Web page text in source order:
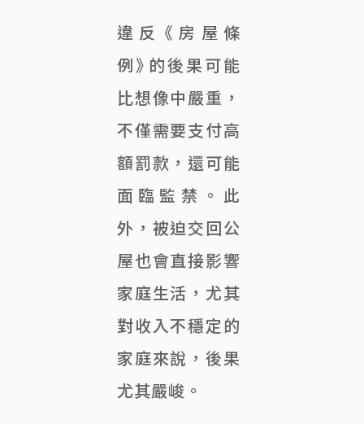
違反《房屋條
例》的後果可能
比想像中嚴重，
不僅需要支付高
額罰款，還可能
面臨監禁。此
外，被迫交回公
屋也會直接影響
家庭生活，尤其
對收入不穩定的
家庭來說，後果
尤其嚴峻。